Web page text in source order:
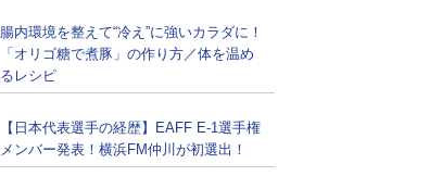
腸内環境を整えて“冷え”に強いカラダに！
「オリゴ糖で煮豚」の作り方／体を温め
るレシピ
【日本代表選手の経歴】EAFF E-1選手権
メンバー発表！横浜FM仲川が初選出！